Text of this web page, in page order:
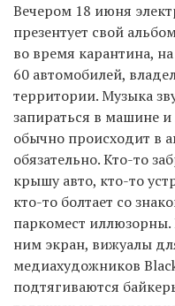
EN
UA
Вечером 18 июня
презентует свой
во время карантина,
60 автомобилей,
территории. Музыка
запираться в машине
обычно происходит в
обязательно. Кто-то
крышу авто, кто-то
кто-то болтает со
паркомест иллюзорны.
ним экран, вижуалы
медиахудожников
подтягиваются